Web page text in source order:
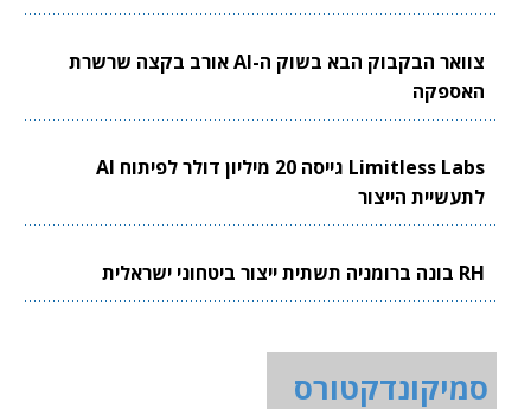
צוואר הבקבוק הבא בשוק ה-AI אורב בקצה שרשרת
האספקה
Limitless Labs גייסה 20 מיליון דולר לפיתוח AI
לתעשיית הייצור
RH בונה ברומניה תשתית ייצור ביטחוני ישראלית
סמיקונדקטורס